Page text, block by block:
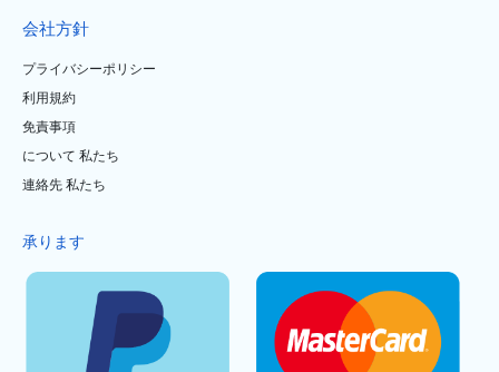
会社方針
プライバシーポリシー
利用規約
免責事項
について 私たち
連絡先 私たち
承ります